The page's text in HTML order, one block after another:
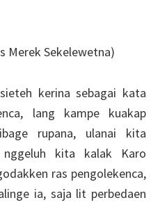
Merek Sekelewetna)
kerina sebagai kata
lang kampe kuakap
rupana, ulanai kita
kita kalak Karo
ras pengolekenca,
ia, saja lit perbedaen